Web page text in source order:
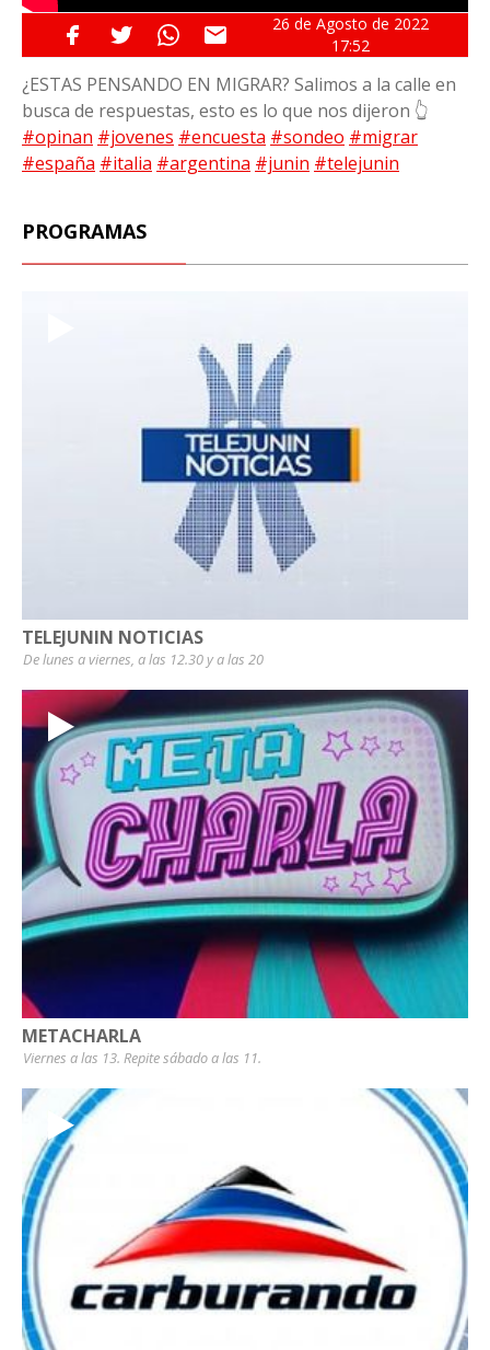
26 de Agosto de 2022
17:52
¿ESTAS PENSANDO EN MIGRAR? Salimos a la calle en
busca de respuestas, esto es lo que nos dijeron 👆
#opinan #jovenes #encuesta #sondeo #migrar
#españa #italia #argentina #junin #telejunin
PROGRAMAS
TELEJUNIN NOTICIAS
De lunes a viernes, a las 12.30 y a las 20
METACHARLA
Viernes a las 13. Repite sábado a las 11.